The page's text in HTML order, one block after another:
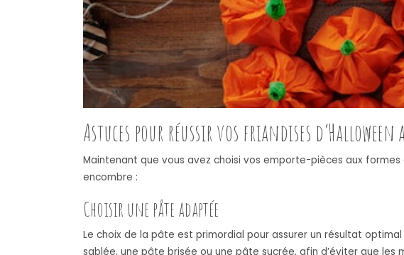
Astuces pour réussir vos friandises d’Halloween
Maintenant que vous avez choisi vos emporte-pièces aux
encombre :
Choisir une pâte adaptée
Le choix de la pâte est primordial pour assurer un résultat
sablée, une pâte brisée ou une pâte sucrée, afin d’éviter que